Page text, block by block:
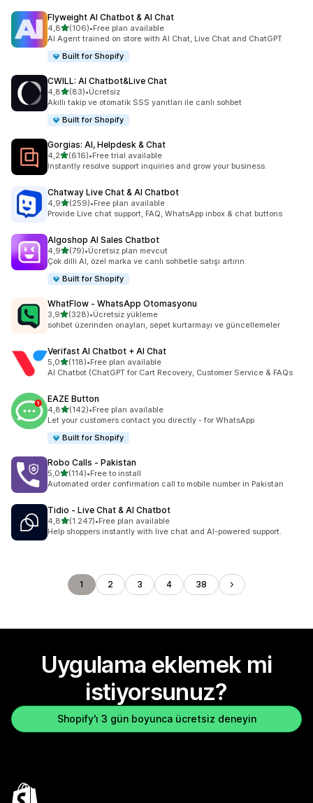
Flyweight AI Chatbot & AI Chat
4,85 yıldız üzerinden
(106)
toplam 106 değerlendirme
•Free plan available
AI Agent trained on store with AI Chat, Live Chat and ChatGPT
Built for Shopify
CWILL: AI Chatbot&Live Chat
4,85 yıldız üzerinden
(83)
toplam 83 değerlendirme
•Ücretsiz
Akıllı takip ve otomatik SSS yanıtları ile canlı sohbet
Built for Shopify
Gorgias: AI, Helpdesk & Chat
4,25 yıldız üzerinden
(616)
toplam 616 değerlendirme
•Free trial available
Instantly resolve support inquiries and grow your business.
Chatway Live Chat & AI Chatbot
4,95 yıldız üzerinden
(259)
toplam 259 değerlendirme
•Free plan available
Provide Live chat support, FAQ, WhatsApp inbox & chat buttons
Algoshop AI Sales Chatbot
4,95 yıldız üzerinden
(79)
toplam 79 değerlendirme
•Ücretsiz plan mevcut
Çok dilli AI, özel marka ve canlı sohbetle satışı artırın.
Built for Shopify
WhatFlow ‑ WhatsApp Otomasyonu
3,95 yıldız üzerinden
(328)
toplam 328 değerlendirme
•Ücretsiz yükleme
sohbet üzerinden onayları, sepet kurtarmayı ve güncellemeler
Verifast AI Chatbot + AI Chat
5,05 yıldız üzerinden
(118)
toplam 118 değerlendirme
•Free plan available
AI Chatbot (ChatGPT for Cart Recovery, Customer Service & FAQs
EAZE Button
4,85 yıldız üzerinden
(142)
toplam 142 değerlendirme
•Free plan available
Let your customers contact you directly - for WhatsApp
Built for Shopify
Robo Calls ‑ Pakistan
5,05 yıldız üzerinden
(114)
toplam 114 değerlendirme
•Free to install
Automated order confirmation call to mobile number in Pakistan
Tidio ‑ Live Chat & AI Chatbot
4,85 yıldız üzerinden
(1.247)
toplam 1247 değerlendirme
•Free plan available
Help shoppers instantly with live chat and AI-powered support.
1 2 3 4 38
Uygulama eklemek mi
istiyorsunuz?
Shopify'ı 3 gün boyunca ücretsiz deneyin